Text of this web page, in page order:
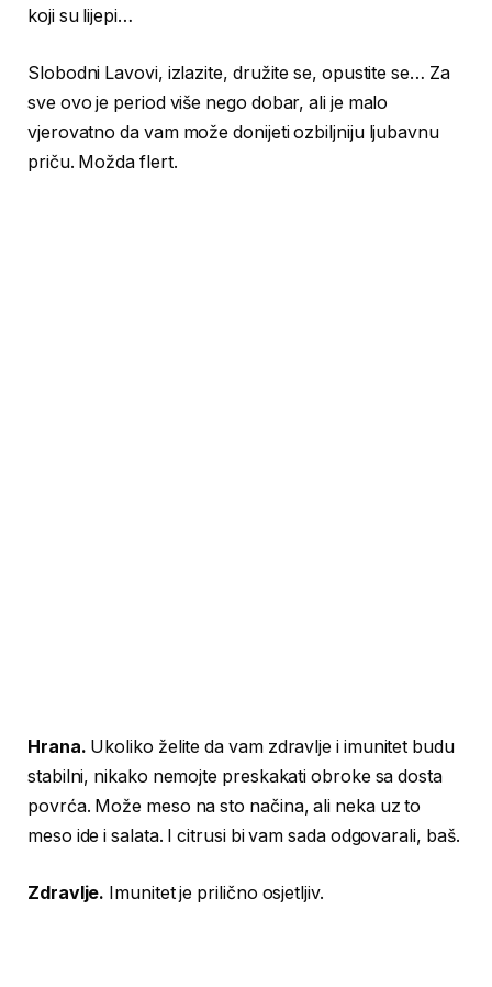
koji su lijepi…
Slobodni Lavovi, izlazite, družite se, opustite se… Za
sve ovo je period više nego dobar, ali je malo
vjerovatno da vam može donijeti ozbiljniju ljubavnu
priču. Možda flert.
Hrana. Ukoliko želite da vam zdravlje i imunitet budu
stabilni, nikako nemojte preskakati obroke sa dosta
povrća. Može meso na sto načina, ali neka uz to
meso ide i salata. I citrusi bi vam sada odgovarali, baš.
Zdravlje. Imunitet je prilično osjetljiv.